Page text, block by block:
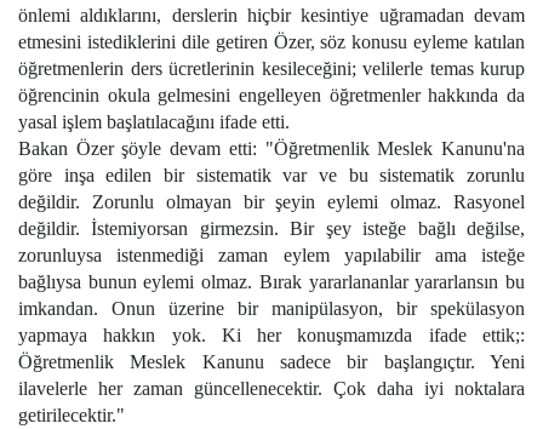
önlemi aldıklarını, derslerin hiçbir kesintiye uğramadan devam
etmesini istediklerini dile getiren Özer, söz konusu eyleme katılan
öğretmenlerin ders ücretlerinin kesileceğini; velilerle temas kurup
öğrencinin okula gelmesini engelleyen öğretmenler hakkında da
yasal işlem başlatılacağını ifade etti.
Bakan Özer şöyle devam etti: "Öğretmenlik Meslek Kanunu'na
göre inşa edilen bir sistematik var ve bu sistematik zorunlu
değildir. Zorunlu olmayan bir şeyin eylemi olmaz. Rasyonel
değildir. İstemiyorsan girmezsin. Bir şey isteğe bağlı değilse,
zorunluysa istenmediği zaman eylem yapılabilir ama isteğe
bağlıysa bunun eylemi olmaz. Bırak yararlananlar yararlansın bu
imkandan. Onun üzerine bir manipülasyon, bir spekülasyon
yapmaya hakkın yok. Ki her konuşmamızda ifade ettik;:
Öğretmenlik Meslek Kanunu sadece bir başlangıçtır. Yeni
ilavelerle her zaman güncellenecektir. Çok daha iyi noktalara
getirilecektir."